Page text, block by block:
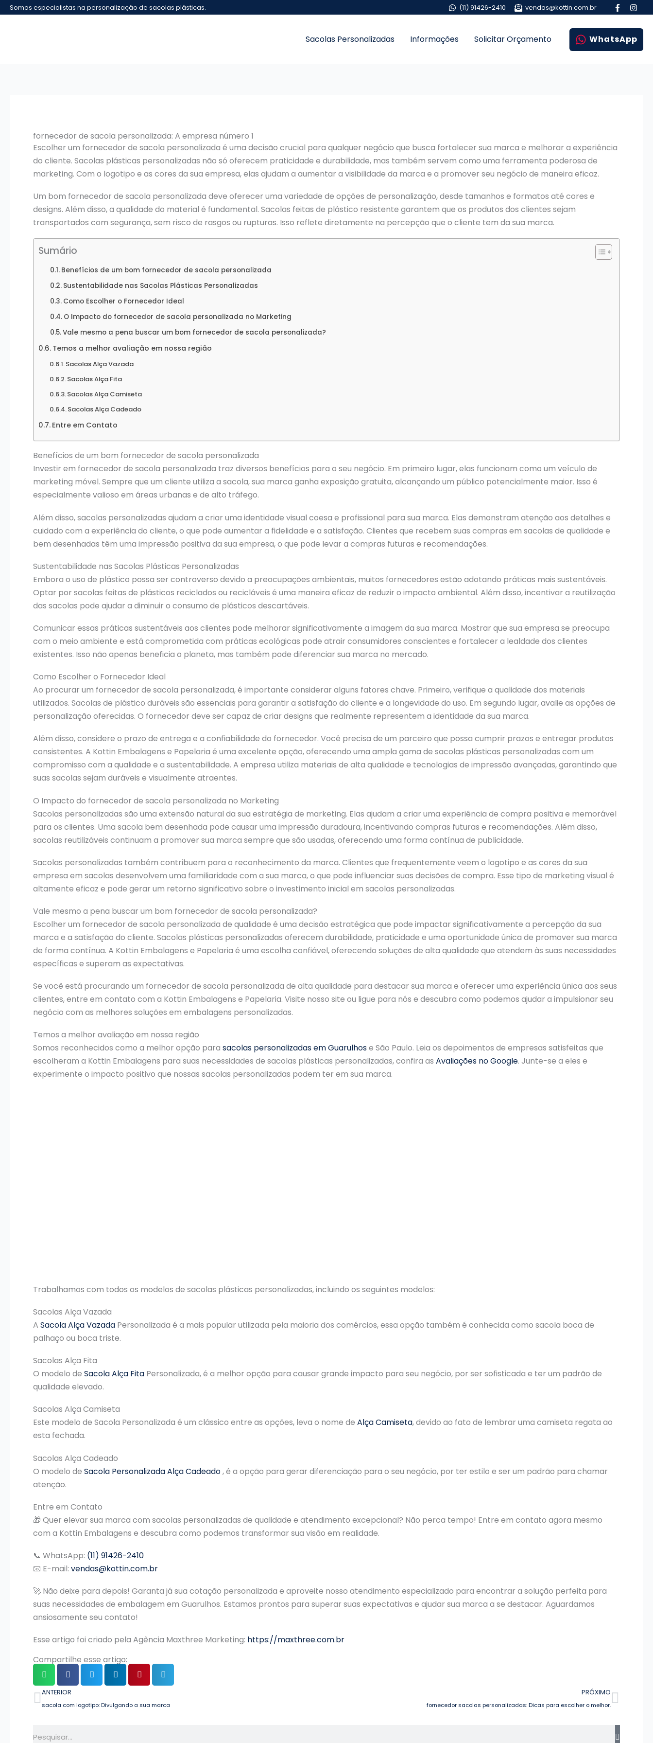
Somos especialistas na personalização de sacolas plásticas. (11) 91426-2410 vendas@kottin.com.br
Sacolas Personalizadas Informações Solicitar Orçamento WhatsApp
fornecedor de sacola personalizada: A empresa número 1
Escolher um fornecedor de sacola personalizada é uma decisão crucial para qualquer negócio que busca fortalecer sua marca e melhorar a experiência
do cliente. Sacolas plásticas personalizadas não só oferecem praticidade e durabilidade, mas também servem como uma ferramenta poderosa de
marketing. Com o logotipo e as cores da sua empresa, elas ajudam a aumentar a visibilidade da marca e a promover seu negócio de maneira eficaz.
Um bom fornecedor de sacola personalizada deve oferecer uma variedade de opções de personalização, desde tamanhos e formatos até cores e
designs. Além disso, a qualidade do material é fundamental. Sacolas feitas de plástico resistente garantem que os produtos dos clientes sejam
transportados com segurança, sem risco de rasgos ou rupturas. Isso reflete diretamente na percepção que o cliente tem da sua marca.
Sumário
Benefícios de um bom fornecedor de sacola personalizada
Sustentabilidade nas Sacolas Plásticas Personalizadas
Como Escolher o Fornecedor Ideal
O Impacto do fornecedor de sacola personalizada no Marketing
Vale mesmo a pena buscar um bom fornecedor de sacola personalizada?
Temos a melhor avaliação em nossa região
Sacolas Alça Vazada
Sacolas Alça Fita
Sacolas Alça Camiseta
Sacolas Alça Cadeado
Entre em Contato
Benefícios de um bom fornecedor de sacola personalizada
Investir em fornecedor de sacola personalizada traz diversos benefícios para o seu negócio. Em primeiro lugar, elas funcionam como um veículo de
marketing móvel. Sempre que um cliente utiliza a sacola, sua marca ganha exposição gratuita, alcançando um público potencialmente maior. Isso é
especialmente valioso em áreas urbanas e de alto tráfego.
Além disso, sacolas personalizadas ajudam a criar uma identidade visual coesa e profissional para sua marca. Elas demonstram atenção aos detalhes e
cuidado com a experiência do cliente, o que pode aumentar a fidelidade e a satisfação. Clientes que recebem suas compras em sacolas de qualidade e
bem desenhadas têm uma impressão positiva da sua empresa, o que pode levar a compras futuras e recomendações.
Sustentabilidade nas Sacolas Plásticas Personalizadas
Embora o uso de plástico possa ser controverso devido a preocupações ambientais, muitos fornecedores estão adotando práticas mais sustentáveis.
Optar por sacolas feitas de plásticos reciclados ou recicláveis é uma maneira eficaz de reduzir o impacto ambiental. Além disso, incentivar a reutilização
das sacolas pode ajudar a diminuir o consumo de plásticos descartáveis.
Comunicar essas práticas sustentáveis aos clientes pode melhorar significativamente a imagem da sua marca. Mostrar que sua empresa se preocupa
com o meio ambiente e está comprometida com práticas ecológicas pode atrair consumidores conscientes e fortalecer a lealdade dos clientes
existentes. Isso não apenas beneficia o planeta, mas também pode diferenciar sua marca no mercado.
Como Escolher o Fornecedor Ideal
Ao procurar um fornecedor de sacola personalizada, é importante considerar alguns fatores chave. Primeiro, verifique a qualidade dos materiais
utilizados. Sacolas de plástico duráveis são essenciais para garantir a satisfação do cliente e a longevidade do uso. Em segundo lugar, avalie as opções de
personalização oferecidas. O fornecedor deve ser capaz de criar designs que realmente representem a identidade da sua marca.
Além disso, considere o prazo de entrega e a confiabilidade do fornecedor. Você precisa de um parceiro que possa cumprir prazos e entregar produtos
consistentes. A Kottin Embalagens e Papelaria é uma excelente opção, oferecendo uma ampla gama de sacolas plásticas personalizadas com um
compromisso com a qualidade e a sustentabilidade. A empresa utiliza materiais de alta qualidade e tecnologias de impressão avançadas, garantindo que
suas sacolas sejam duráveis e visualmente atraentes.
O Impacto do fornecedor de sacola personalizada no Marketing
Sacolas personalizadas são uma extensão natural da sua estratégia de marketing. Elas ajudam a criar uma experiência de compra positiva e memorável
para os clientes. Uma sacola bem desenhada pode causar uma impressão duradoura, incentivando compras futuras e recomendações. Além disso,
sacolas reutilizáveis continuam a promover sua marca sempre que são usadas, oferecendo uma forma contínua de publicidade.
Sacolas personalizadas também contribuem para o reconhecimento da marca. Clientes que frequentemente veem o logotipo e as cores da sua
empresa em sacolas desenvolvem uma familiaridade com a sua marca, o que pode influenciar suas decisões de compra. Esse tipo de marketing visual é
altamente eficaz e pode gerar um retorno significativo sobre o investimento inicial em sacolas personalizadas.
Vale mesmo a pena buscar um bom fornecedor de sacola personalizada?
Escolher um fornecedor de sacola personalizada de qualidade é uma decisão estratégica que pode impactar significativamente a percepção da sua
marca e a satisfação do cliente. Sacolas plásticas personalizadas oferecem durabilidade, praticidade e uma oportunidade única de promover sua marca
de forma contínua. A Kottin Embalagens e Papelaria é uma escolha confiável, oferecendo soluções de alta qualidade que atendem às suas necessidades
específicas e superam as expectativas.
Se você está procurando um fornecedor de sacola personalizada de alta qualidade para destacar sua marca e oferecer uma experiência única aos seus
clientes, entre em contato com a Kottin Embalagens e Papelaria. Visite nosso site ou ligue para nós e descubra como podemos ajudar a impulsionar seu
negócio com as melhores soluções em embalagens personalizadas.
Temos a melhor avaliação em nossa região
Somos reconhecidos como a melhor opção para sacolas personalizadas em Guarulhose São Paulo. Leia os depoimentos de empresas satisfeitas que
escolheram a Kottin Embalagens para suas necessidades de sacolas plásticas personalizadas, confira as Avaliações no Google. Junte-se a eles e
experimente o impacto positivo que nossas sacolas personalizadas podem ter em sua marca.
Trabalhamos com todos os modelos de sacolas plásticas personalizadas, incluindo os seguintes modelos:
Sacolas Alça Vazada
A Sacola Alça Vazada Personalizada é a mais popular utilizada pela maioria dos comércios, essa opção também é conhecida como sacola boca de
palhaço ou boca triste.
Sacolas Alça Fita
O modelo de Sacola Alça Fita Personalizada, é a melhor opção para causar grande impacto para seu negócio, por ser sofisticada e ter um padrão de
qualidade elevado.
Sacolas Alça Camiseta
Este modelo de Sacola Personalizada é um clássico entre as opções, leva o nome de Alça Camiseta, devido ao fato de lembrar uma camiseta regata ao
esta fechada.
Sacolas Alça Cadeado
O modelo de Sacola Personalizada Alça Cadeado, é a opção para gerar diferenciação para o seu negócio, por ter estilo e ser um padrão para chamar
atenção.
Entre em Contato
🎁 Quer elevar sua marca com sacolas personalizadas de qualidade e atendimento excepcional? Não perca tempo! Entre em contato agora mesmo
com a Kottin Embalagens e descubra como podemos transformar sua visão em realidade.
📞 WhatsApp: (11) 91426-2410
📧 E-mail: vendas@kottin.com.br
🚀 Não deixe para depois! Garanta já sua cotação personalizada e aproveite nosso atendimento especializado para encontrar a solução perfeita para
suas necessidades de embalagem em Guarulhos. Estamos prontos para superar suas expectativas e ajudar sua marca a se destacar. Aguardamos
ansiosamente seu contato!
Esse artigo foi criado pela Agência Maxthree Marketing: https://maxthree.com.br
Compartilhe esse artigo:
Anterior
ANTERIOR
sacola com logotipo: Divulgando a sua marca
PRÓXIMO
fornecedor sacolas personalizadas: Dicas para escolher o melhor.